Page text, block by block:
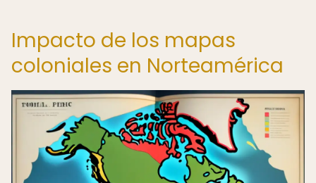
Impacto de los mapas
coloniales en Norteamérica